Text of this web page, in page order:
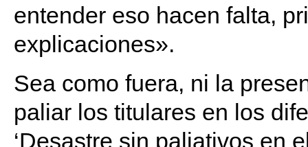
entender eso hacen falta,
explicaciones».
Sea como fuera, ni la
paliar los titulares en los
‘Desastre sin paliativos en